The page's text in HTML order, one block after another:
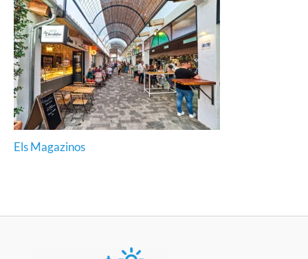
Els Magazinos